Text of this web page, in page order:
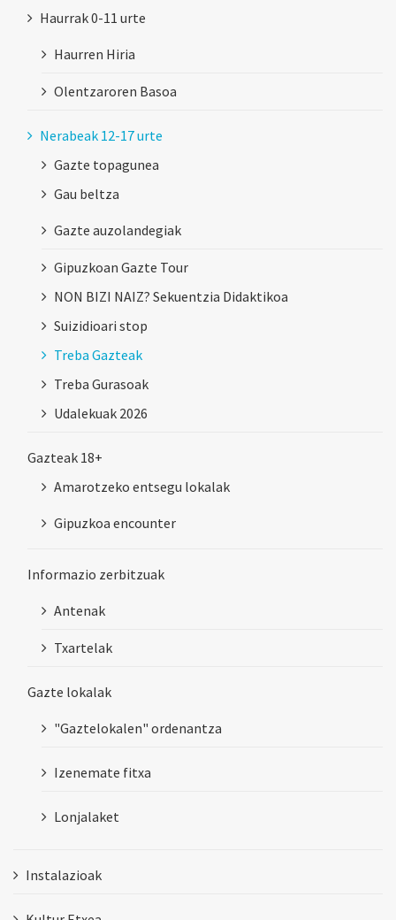
Haurrak 0-11 urte
Haurren Hiria
Olentzaroren Basoa
Nerabeak 12-17 urte
Gazte topagunea
Gau beltza
Gazte auzolandegiak
Gipuzkoan Gazte Tour
NON BIZI NAIZ? Sekuentzia Didaktikoa
Suizidioari stop
Treba Gazteak
Treba Gurasoak
Udalekuak 2026
Gazteak 18+
Amarotzeko entsegu lokalak
Gipuzkoa encounter
Informazio zerbitzuak
Antenak
Txartelak
Gazte lokalak
"Gaztelokalen" ordenantza
Izenemate fitxa
Lonjalaket
Instalazioak